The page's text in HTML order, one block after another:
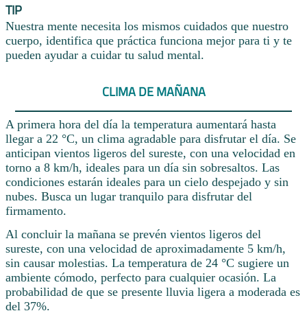
TIP
Nuestra mente necesita los mismos cuidados que nuestro
cuerpo, identifica que práctica funciona mejor para ti y te
pueden ayudar a cuidar tu salud mental.
CLIMA DE MAÑANA
A primera hora del día la temperatura aumentará hasta
llegar a 22 °C, un clima agradable para disfrutar el día. Se
anticipan vientos ligeros del sureste, con una velocidad en
torno a 8 km/h, ideales para un día sin sobresaltos. Las
condiciones estarán ideales para un cielo despejado y sin
nubes. Busca un lugar tranquilo para disfrutar del
firmamento.
Al concluir la mañana se prevén vientos ligeros del
sureste, con una velocidad de aproximadamente 5 km/h,
sin causar molestias. La temperatura de 24 °C sugiere un
ambiente cómodo, perfecto para cualquier ocasión. La
probabilidad de que se presente lluvia ligera a moderada es
del 37%.